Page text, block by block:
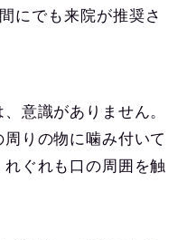
にでも来院が推奨さ
意識がありません。
りの物に噛み付いて
ぐれも口の周囲を触